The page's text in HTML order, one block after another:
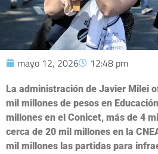
mayo 12, 2026 12:48 pm
La administración de Javier Milei
mil millones de pesos en
millones en el Conicet, más de 4
cerca de 20 mil millones en la
mil millones las partidas para